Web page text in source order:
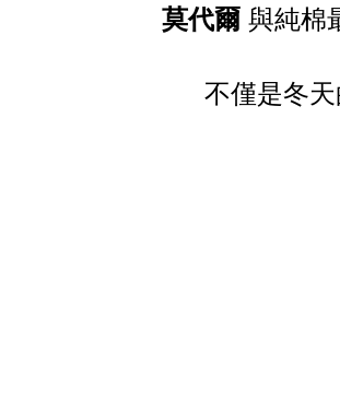
莫代爾 與純棉
不僅是冬